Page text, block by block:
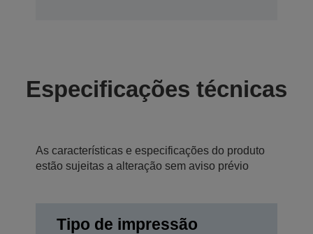
Especificações técnicas
As características e especificações do produto
estão sujeitas a alteração sem aviso prévio
Tipo de impressão